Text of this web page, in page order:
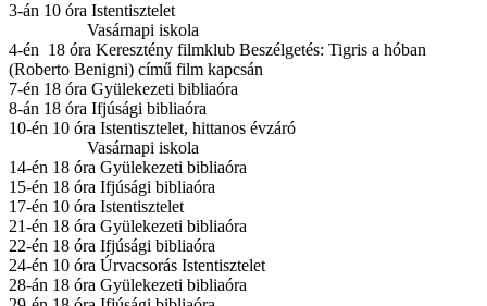
3-án 10 óra Istentisztelet
Vasárnapi iskola
4-én 18 óra Keresztény filmklub Beszélgetés: Tigris a hóban
(Roberto Benigni) című film kapcsán
7-én 18 óra Gyülekezeti bibliaóra
8-án 18 óra Ifjúsági bibliaóra
10-én 10 óra Istentisztelet, hittanos évzáró
Vasárnapi iskola
14-én 18 óra Gyülekezeti bibliaóra
15-én 18 óra Ifjúsági bibliaóra
17-én 10 óra Istentisztelet
21-én 18 óra Gyülekezeti bibliaóra
22-én 18 óra Ifjúsági bibliaóra
24-én 10 óra Úrvacsorás Istentisztelet
28-án 18 óra Gyülekezeti bibliaóra